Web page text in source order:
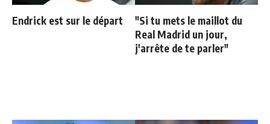
Endrick est sur le départ
"Si tu mets le maillot du
Real Madrid un jour,
j'arrête de te parler"